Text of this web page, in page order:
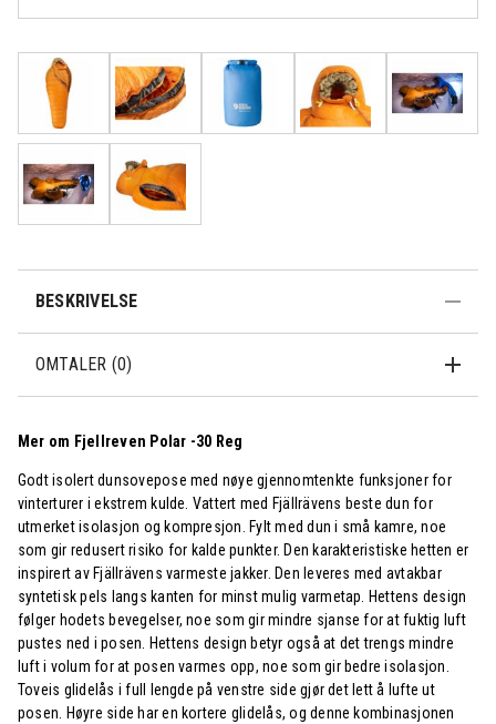
BESKRIVELSE
OMTALER (0)
Mer om Fjellreven Polar -30 Reg
Godt isolert dunsovepose med nøye gjennomtenkte funksjoner for
vinterturer i ekstrem kulde. Vattert med Fjällrävens beste dun for
utmerket isolasjon og kompresjon. Fylt med dun i små kamre, noe
som gir redusert risiko for kalde punkter. Den karakteristiske hetten er
inspirert av Fjällrävens varmeste jakker. Den leveres med avtakbar
syntetisk pels langs kanten for minst mulig varmetap. Hettens design
følger hodets bevegelser, noe som gir mindre sjanse for at fuktig luft
pustes ned i posen. Hettens design betyr også at det trengs mindre
luft i volum for at posen varmes opp, noe som gir bedre isolasjon.
Toveis glidelås i full lengde på venstre side gjør det lett å lufte ut
posen. Høyre side har en kortere glidelås, og denne kombinasjonen